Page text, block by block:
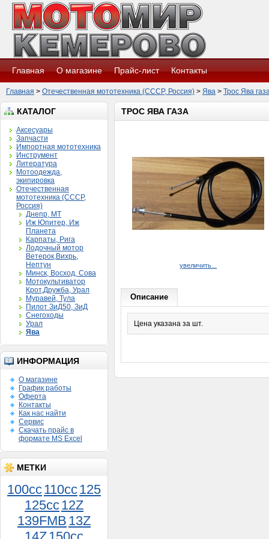
Главная О магазине Прайс-лист Контакты
Главная > Отечественная мототехника (СССР, Россия) > Ява > Трос Ява
КАТАЛОГ
Аксесуары
Запчасти
Импортная мототехника
Инструмент
Литература
Мотоодежда,
экипировка
Отечественная
мототехника (СССР,
Россия)
Днепр, МТ
Иж Юпитер, Иж
Планета
Карпаты, Рига
Лодочный мотор
Ветерок,Вихрь,
Нептун
Минск, Восход, Сова
Мотокультиватор
Крот,Дружба, Урал
Муравей, Тула
Пилот ЗиД50, ЗиД
Снегоходы
Урал
Ява
ИНФОРМАЦИЯ
О магазине
График работы
Оферта
Контакты
Как нас найти
Сервис
Скачать прайс в
формате MS Excel
МЕТКИ
100cc110cc125
125cc12Z
139FMB 13Z
Ремень вариатора 729-16-
300руб.
ТРОС ЯВА ГАЗА
увеличить...
Описание
Цена указана за шт.